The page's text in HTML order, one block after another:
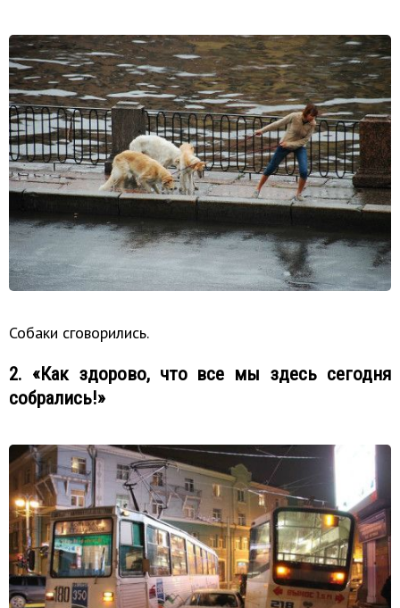
Собаки сговорились.
2. «Как здорово, что все мы здесь сегодня
собрались!»